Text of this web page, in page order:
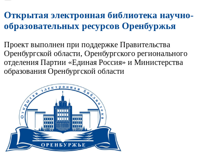
Открытая электронная библиотека научно-
образовательных ресурсов Оренбуржья
Проект выполнен при поддержке Правительства
Оренбургской области, Оренбургского регионального
отделения Партии «Единая Россия» и Министерства
образования Оренбургской области